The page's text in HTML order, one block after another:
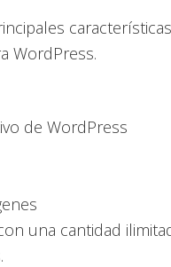
WordPress.
de WordPress
una cantidad